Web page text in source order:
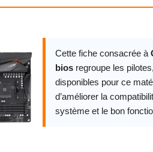
Cette fiche consacrée à
bios regroupe les
disponibles pour ce
d’améliorer la
système et le bon